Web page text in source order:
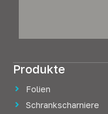
Produkte
Folien
Schrankscharniere